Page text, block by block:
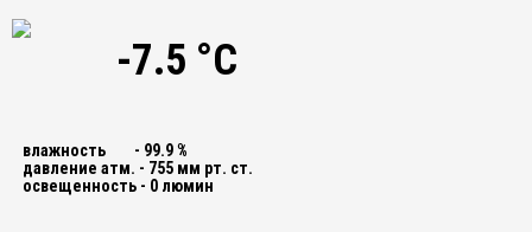
-7.5 °C
влажность - 99.9 %
давление атм. - 755 мм рт. ст.
освещенность - 0 люмин